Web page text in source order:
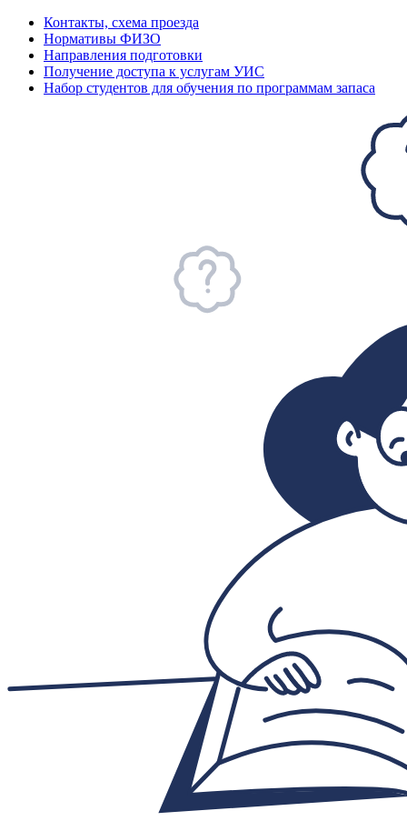
Контакты, схема проезда
Нормативы ФИЗО
Направления подготовки
Получение доступа к услугам УИС
Набор студентов для обучения по программам запаса